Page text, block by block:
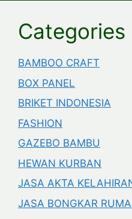
Categories
BAMBOO CRAFT
BOX PANEL
BRIKET INDONESIA
FASHION
GAZEBO BAMBU
HEWAN KURBAN
JASA AKTA
JASA BONGKAR